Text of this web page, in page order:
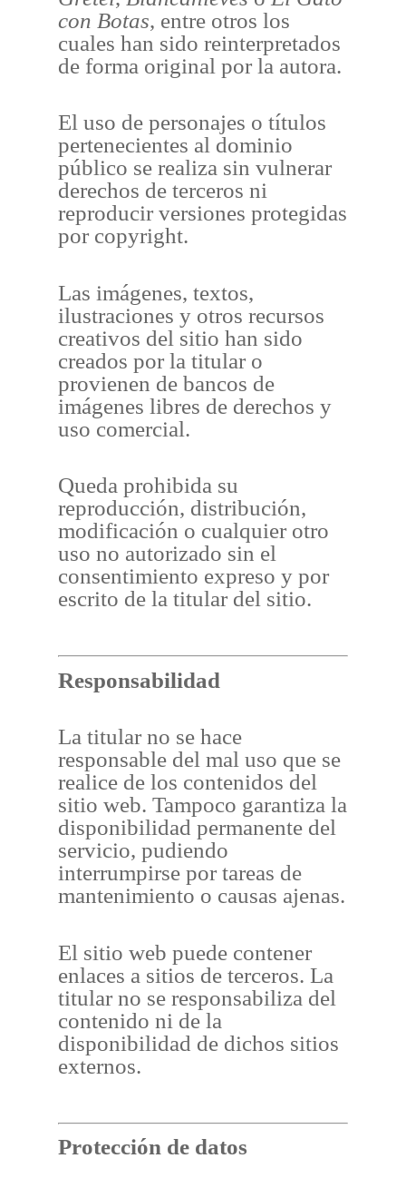
con Botas, entre otros los
cuales han sido reinterpretados
de forma original por la autora.
El uso de personajes o títulos
pertenecientes al dominio
público se realiza sin vulnerar
derechos de terceros ni
reproducir versiones protegidas
por copyright.
Las imágenes, textos,
ilustraciones y otros recursos
creativos del sitio han sido
creados por la titular o
provienen de bancos de
imágenes libres de derechos y
uso comercial.
Queda prohibida su
reproducción, distribución,
modificación o cualquier otro
uso no autorizado sin el
consentimiento expreso y por
escrito de la titular del sitio.
Responsabilidad
La titular no se hace
responsable del mal uso que se
realice de los contenidos del
sitio web. Tampoco garantiza la
disponibilidad permanente del
servicio, pudiendo
interrumpirse por tareas de
mantenimiento o causas ajenas.
El sitio web puede contener
enlaces a sitios de terceros. La
titular no se responsabiliza del
contenido ni de la
disponibilidad de dichos sitios
externos.
Protección de datos